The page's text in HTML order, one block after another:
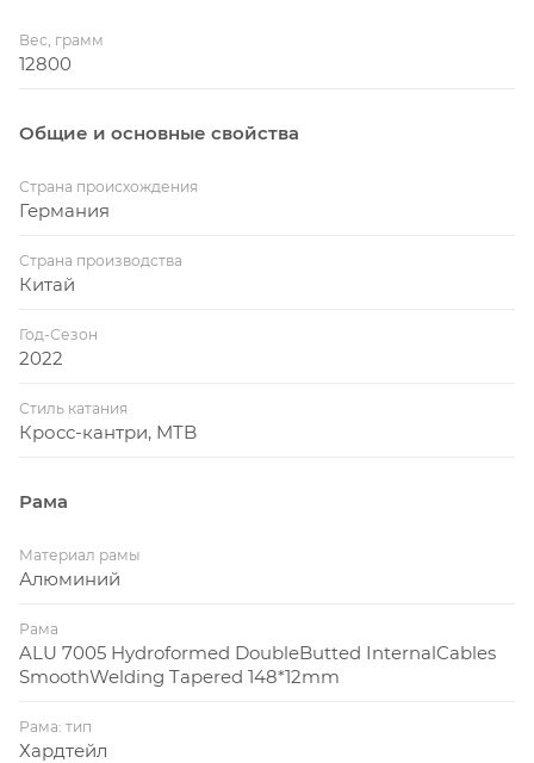
Вес, грамм
12800
Общие и основные свойства
Страна происхождения
Германия
Страна производства
Китай
Год-Сезон
2022
Стиль катания
Кросс-кантри, MTB
Рама
Материал рамы
Алюминий
Рама
ALU 7005 Hydroformed DoubleButted InternalCables
SmoothWelding Tapered 148*12mm
Рама: тип
Хардтейл